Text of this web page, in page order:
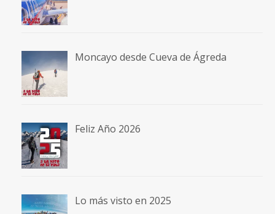
Moncayo desde Cueva de Ágreda
Feliz Año 2026
Lo más visto en 2025